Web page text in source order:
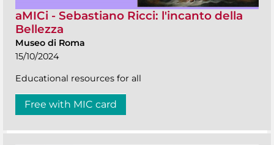
aMICi - Sebastiano Ricci: l'incanto della
Bellezza
Museo di Roma
15/10/2024
Educational resources for all
Free with MIC card